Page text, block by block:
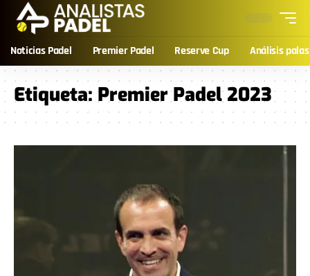
Noticias Padel Premier Padel Reserve Cup Análisis palas
Etiqueta: Premier Padel 2023